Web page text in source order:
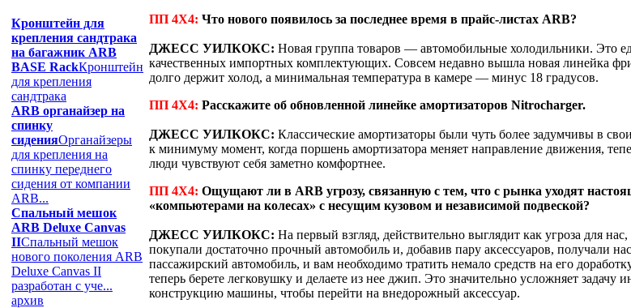
Кронштейн для
крепления сандтрака
на багажник ARB
BASE RackКронштейн
для крепления
сандтрака
ARB органайзер на
спинку
сиденияОрганайзеры
для крепления на
спинку переднего
сидения от компании
ARB...
Спальный мешок
ARB Deluxe Canvas
IIСпальный мешок
нового поколения ARB
Deluxe Canvas II
разработан с уче...
архив
ПП 4Х4: Что нового появилось за последнее время в прайс-листах ARB?
ДЖЕСС УИЛКОКС: Новая группа товаров — автомобильные холодильники. Это
качественных импортных комплектующих. Совсем недавно вышла новая линейка
долго держит холод, а минимальная температура в камере — минус 18 градусов.
ПП 4Х4: Расскажите об обновленной линейке амортизаторов Nitrocharger.
ДЖЕСС УИЛКОКС: Классические амортизаторы были чуть более задумчивы в
к минимуму момент, когда поршень амортизатора меняет направление движения,
люди чувствуют себя заметно комфортнее.
ПП 4Х4: Ощущают ли в ARB угрозу, связанную с тем, что с рынка уходят
«компьютерами на колесах» с несущим кузовом и независимой подвеской?
ДЖЕСС УИЛКОКС: На первый взгляд, действительно выглядит как угроза для
покупали достаточно прочный автомобиль и, добавив пару аксессуаров,
пассажирский автомобиль, и вам необходимо тратить немало средств на его
теперь берете легковушку и делаете из нее джип. Это значительно усложняет задачу
конструкцию машины, чтобы перейти на внедорожный аксессуар.